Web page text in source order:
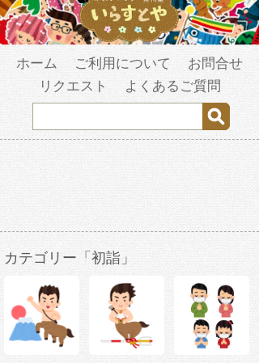
ホーム ご利用について
お問合せ
リクエスト
よくあるご質問
カテゴリー「初詣」